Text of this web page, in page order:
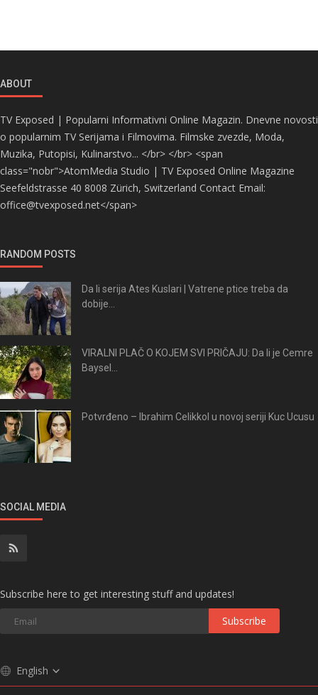
ABOUT
TV Exposed | Popularni Informativni Online Magazin. Dnevne novosti
o popularnim TV Serijama i Filmovima. Filmske zvezde, Moda,
Muzika, Putopisi, Kulinarstvo... </br> </br> <span
class="nobr">AtomMedia Studio | TV Exposed Online Magazine
Seefeldstrasse 40 8008 Zürich, Switzerland Contact Email:
office@tvexposed.net</span>
RANDOM POSTS
Da li serija Ates Kuslari | Vatrene ptice treba da
dobije...
VIRALNI PLAČ O KOJEM SVI PRIČAJU: Da li je Cemre
Baysel...
Potvrđeno – Ibrahim Celikkol u novoj seriji Kuc Ucusu
SOCIAL MEDIA
Subscribe here to get interesting stuff and updates!
Subscribe
English